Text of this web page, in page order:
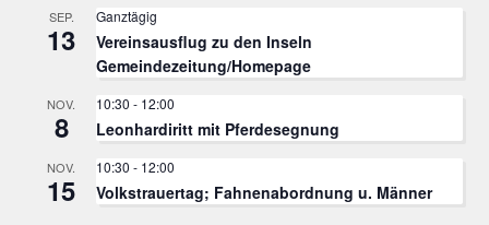
SEP.
13
Ganztägig
Vereinsausflug zu den Inseln
Gemeindezeitung/Homepage
NOV.
8
10:30 - 12:00
Leonhardiritt mit Pferdesegnung
NOV.
15
10:30 - 12:00
Volkstrauertag; Fahnenabordnung u. Männer